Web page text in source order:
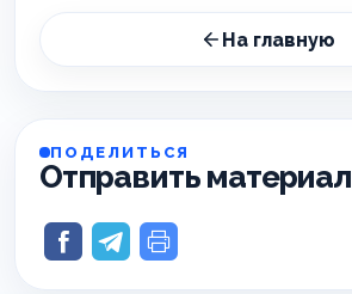
На главную
ПОДЕЛИТЬСЯ
Отправить материал